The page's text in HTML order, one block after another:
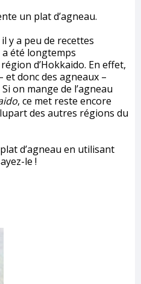
un plat d’agneau.
y a peu de recettes
a été longtemps
d’Hokkaido. En effet,
et donc des agneaux –
on mange de l’agneau
, ce met reste encore
des autres régions du
d’agneau en utilisant
le !